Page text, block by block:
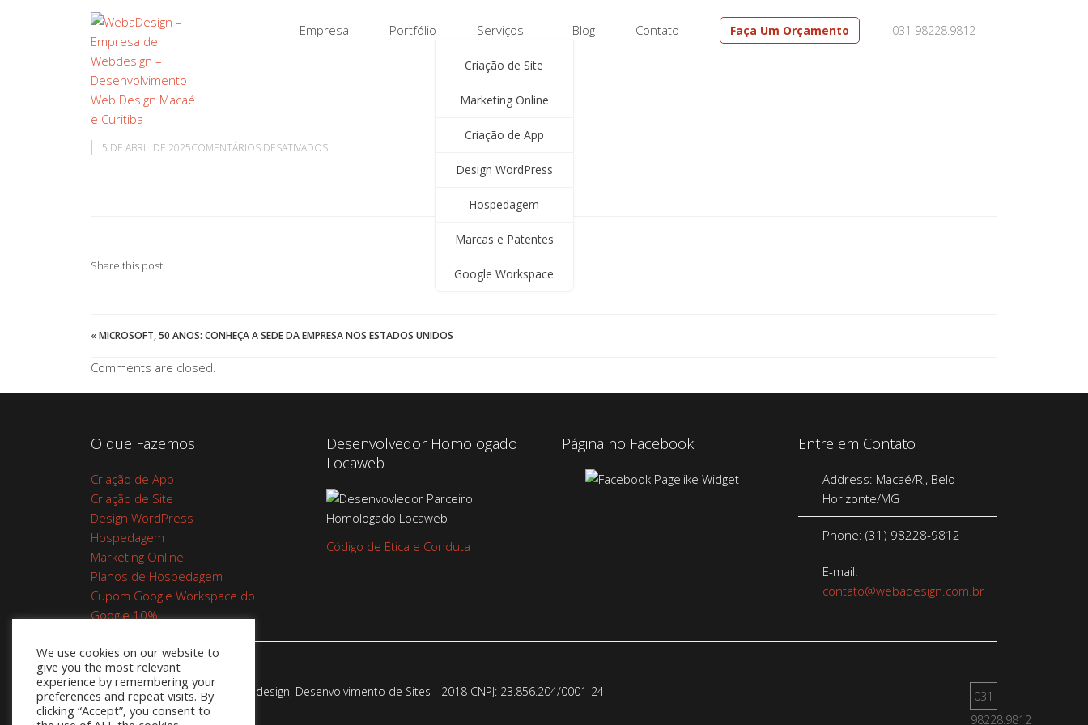
031 98228.9812
Empresa Portfólio Serviços
Criação de Site
Marketing Online
Criação de App
Design WordPress
Hospedagem
Marcas e Patentes
Google Workspace
Blog Contato Faça Um Orçamento
5 DE ABRIL DE 2025COMENTÁRIOS DESATIVADOSEM
Share this post:
«MICROSOFT, 50 ANOS: CONHEÇA A SEDE DA EMPRESA NOS ESTADOS UNIDOS
Comments are closed.
O que Fazemos
Criação de App
Criação de Site
Design WordPress
Hospedagem
Marketing Online
Planos de Hospedagem
Cupom Google Workspace do
Google 10%
Desenvolvedor Homologado
Locaweb
Código de Ética e Conduta
Página no Facebook Entre em Contato
Address: Macaé/RJ, Belo
Horizonte/MG
Phone: (31) 98228-9812
E-mail:
contato@webadesign.com.br
Webadesign - Empresa de Webdesign, Desenvolvimento de Sites - 2018 CNPJ: 23.856.204/0001-­24
031
98228.9812
We use cookies on our website to
give you the most relevant
experience by remembering your
preferences and repeat visits. By
clicking “Accept”, you consent to